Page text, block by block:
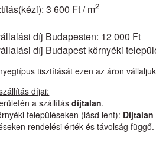
3 600 Ft / m2
díj Budapesten: 12 000 Ft
díj Budapest környéki
tisztítását ezen az áron vállaljuk
díjai:
a szállításdíjtalan.
településeken (lásd lent): Díjtalan
rendelési érték és távolság